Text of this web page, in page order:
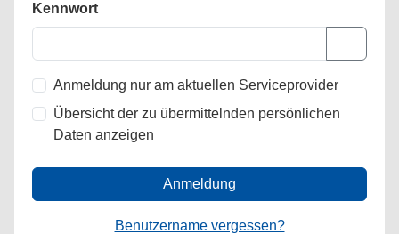
Kennwort
Anmeldung nur am aktuellen Serviceprovider
Übersicht der zu übermittelnden persönlichen
Daten anzeigen
Anmeldung
Benutzername vergessen?